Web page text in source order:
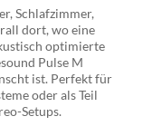
Schlafzimmer,
dort, wo eine
optimierte
Pulse M
ist. Perfekt für
oder als Teil
Setups.